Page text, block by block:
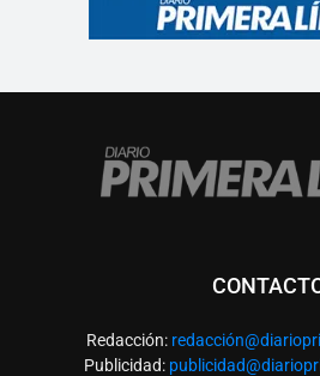
Redacción: redacció
Publicidad: